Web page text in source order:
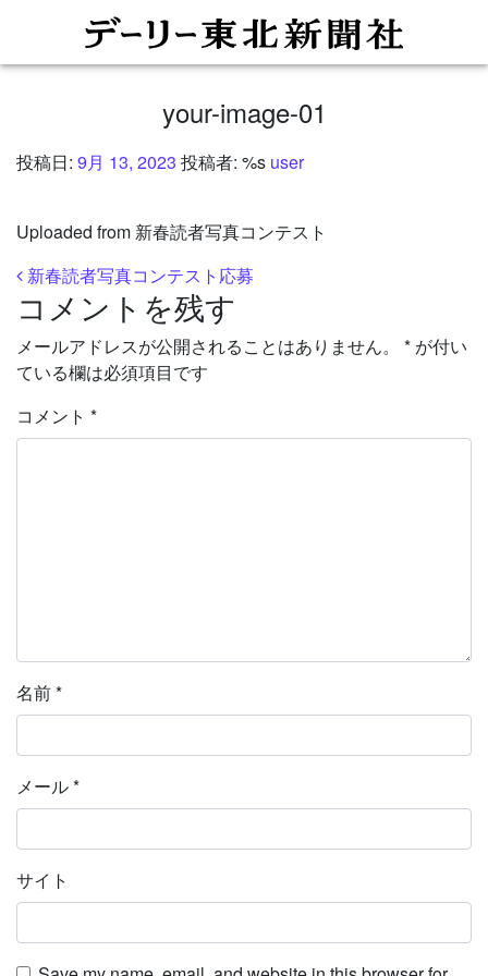
your-image-01
投稿日: 9月 13, 2023 投稿者: %s user
Uploaded from 新春読者写真コンテスト
投稿ナビゲーション
新春読者写真コンテスト応募
コメントを残す
メールアドレスが公開されることはありません。 * が付い
ている欄は必須項目です
コメント *
名前*
メール*
サイト